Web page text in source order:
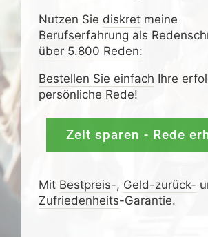
Nutzen Sie diskretmeine
Berufserfahrung als
über 5.800 Reden:
Bestellen Sie einfach Ihre
persönliche Rede!
Zeit sparen - Rede
Mit Bestpreis-, Geld-zurück-
Zufrieden­­heits-Garantie.